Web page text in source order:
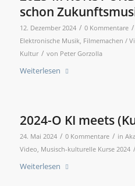
schon
12. Dezember 2024 / 0 Kommentare /
Elektronische Musik, Filmemachen /
Kultur / von Peter Gorzolla
Weiterlesen
2024-O KI meets
24. Mai 2024 / 0 Kommentare / in
Video, Musisch-kulturelle Kurse 2024 /
Weiterlesen